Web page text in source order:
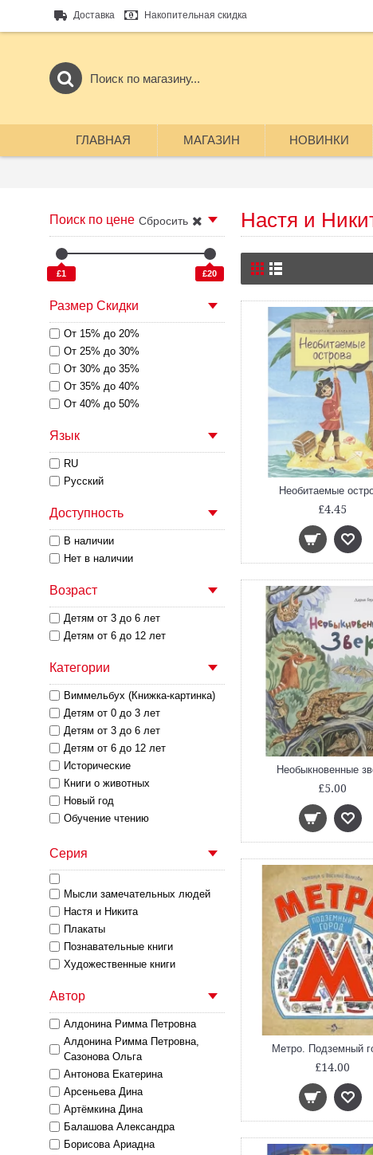
Доставка Накопительная скидка
ГЛАВНАЯ МАГАЗИН НОВИНКИ
Сбросить
Поиск по цене
£1 £20
Размер Скидки
От 15% до 20%
От 25% до 30%
От 30% до 35%
От 35% до 40%
От 40% до 50%
Язык
RU
Русский
Доступность
В наличии
Нет в наличии
Возраст
Детям от 3 до 6 лет
Детям от 6 до 12 лет
Категории
Виммельбух (Книжка-картинка)
Детям от 0 до 3 лет
Детям от 3 до 6 лет
Детям от 6 до 12 лет
Исторические
Книги о животных
Новый год
Обучение чтению
Про Братьев и Сестер
(Сиблинги)
Развивающие книги и пособия
Стихи
Тонкие Книги
Энциклопедии
Серия
Мысли замечательных людей
Настя и Никита
Плакаты
Познавательные книги
Художественные книги
Автор
Алдонина Римма Петровна
Алдонина Римма Петровна,
Сазонова Ольга
Антонова Екатерина
Арсеньева Дина
Артёмкина Дина
Балашова Александра
Борисова Ариадна
Настя и
Необитаемые
£4.45
Необыкновенные
£5.00
Метро. Подземный
£14.00